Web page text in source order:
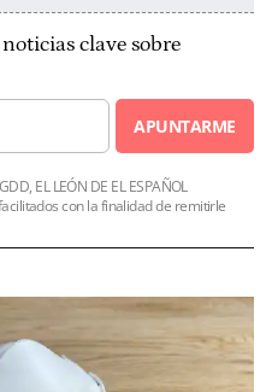
clave sobre
APUNTARME
EL LEÓN DE EL ESPAÑOL
con la finalidad de remitirle